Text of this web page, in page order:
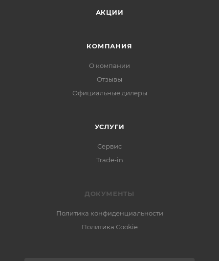
АКЦИИ
КОМПАНИЯ
О компании
Отзывы
Официальные дилеры
УСЛУГИ
Сервис
Trade-in
ДОКУМЕНТЫ
Политика конфиденциальности
Политика Cookie